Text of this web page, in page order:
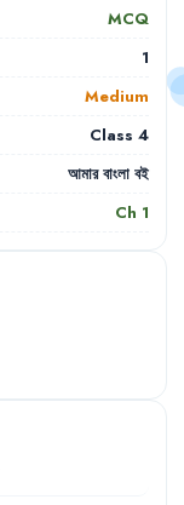
MCQ
1
Medium
Class 4
আমার বাংলা বই
Ch 1